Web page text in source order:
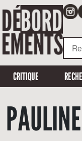
CRITIQUE